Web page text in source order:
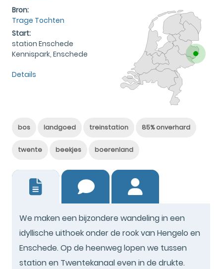
Bron:
Trage Tochten
Start:
station Enschede
Kennispark, Enschede
Details
bos landgoed treinstation 85% onverhard
twente beekjes boerenland
We maken een bijzondere wandeling in een
idyllische uithoek onder de rook van Hengelo en
Enschede. Op de heenweg lopen we tussen
station en Twentekanaal even in de drukte.